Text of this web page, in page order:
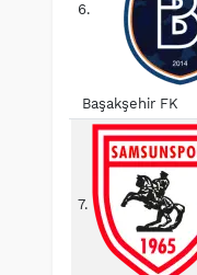
6.
Başakşehir FK
7.